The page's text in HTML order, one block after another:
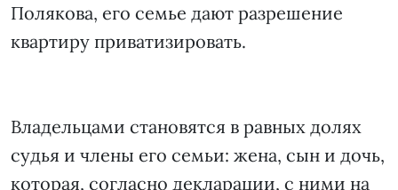
Полякова, его семье дают разрешение
квартиру приватизировать.
Владельцами становятся в равных долях
судья и члены его семьи: жена, сын и дочь,
которая, согласно декларации, с ними на